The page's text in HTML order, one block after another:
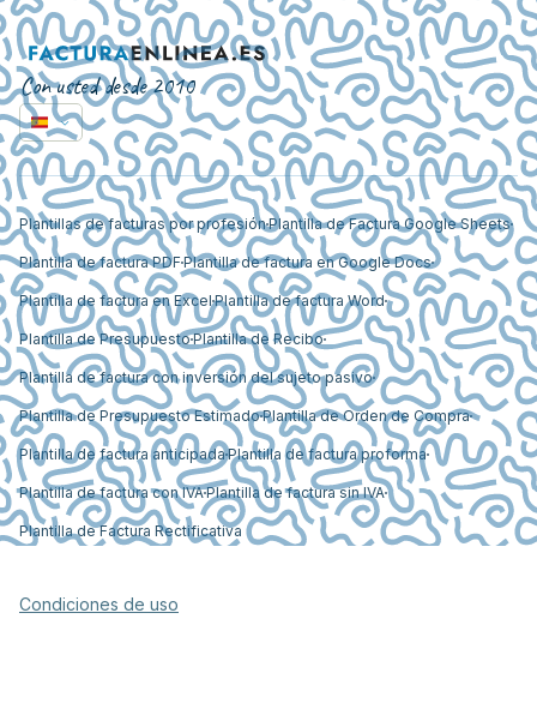
Con usted desde 2010
Plantillas de facturas por profesiónPlantilla de Factura Google Sheets
Plantilla de factura PDF Plantilla de factura en Google Docs
Plantilla de factura en ExcelPlantilla de factura Word
Plantilla de PresupuestoPlantilla de Recibo
Plantilla de factura con inversión del sujeto pasivo
Plantilla de Presupuesto EstimadoPlantilla de Orden de Compra
Plantilla de factura anticipada Plantilla de factura proforma
Plantilla de factura con IVAPlantilla de factura sin IVA
Plantilla de Factura Rectificativa
Condiciones de uso